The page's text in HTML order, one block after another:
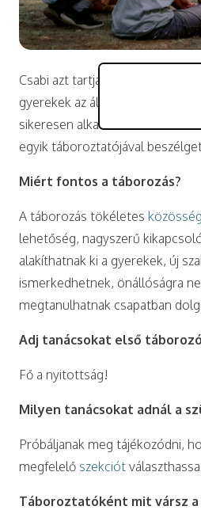
Csabi azt tartja a legnagyobb
gyerekek az általa
sikeresen alkalmazzák. A
egyik táboroztatójával
Miért fontos a táborozás?
A táborozás tökéletes
lehetőség, nagyszerű
alakíthatnak ki a gyerekek, új
ismerkedhetnek, önállóságra
megtanulhatnak csapatban
Adj tanácsokat első
Fő a nyitottság!
Milyen tanácsokat adnál a
Próbáljanak meg tájékozódni,
megfelelő szekciót
Táboroztatóként mit vársz